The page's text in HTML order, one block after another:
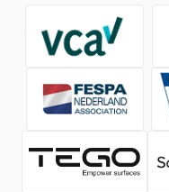
Werken bij
Nieuws